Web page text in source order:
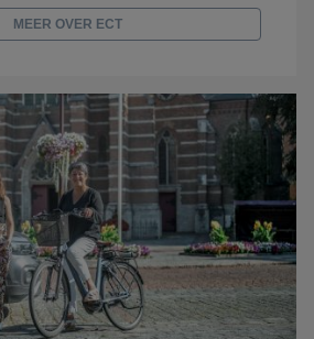
MEER OVER ECT